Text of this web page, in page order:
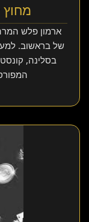
מחוץ
ארמון פלש
של בראשוב.
בסלינה,